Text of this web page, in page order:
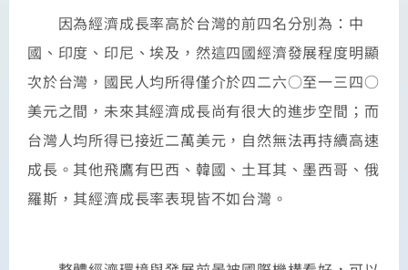
因為經濟成長率高於台灣的前四名分別為：中
國、印度、印尼、埃及，然這四國經濟發展程度明顯
次於台灣，國民人均所得僅介於四二六○至一三四○
美元之間，未來其經濟成長尚有很大的進步空間；而
台灣人均所得已接近二萬美元，自然無法再持續高速
成長。其他飛鷹有巴西、韓國、土耳其、墨西哥、俄
羅斯，其經濟成長率表現皆不如台灣。